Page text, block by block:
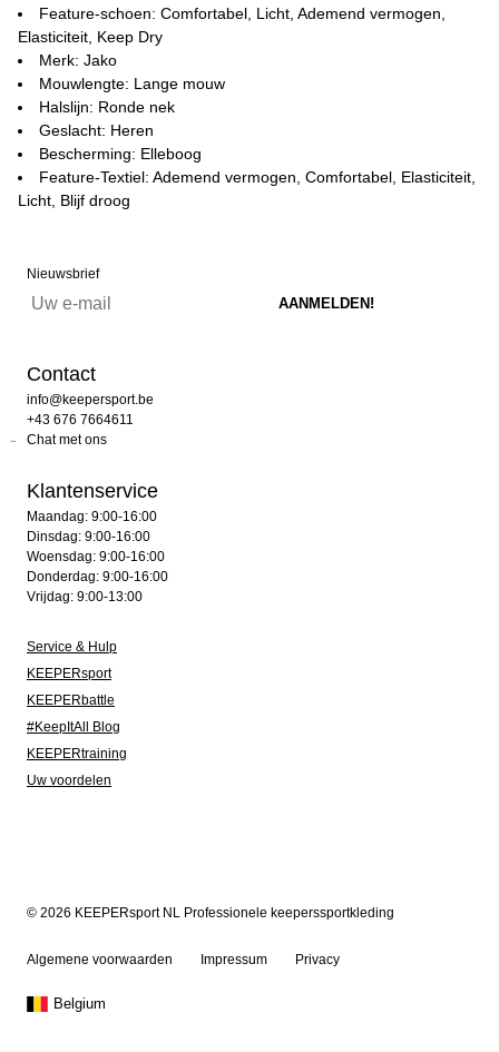
Feature-schoen: Comfortabel, Licht, Ademend vermogen,
Elasticiteit, Keep Dry
Merk: Jako
Mouwlengte: Lange mouw
Halslijn: Ronde nek
Geslacht: Heren
Bescherming: Elleboog
Feature-Textiel: Ademend vermogen, Comfortabel, Elasticiteit,
Licht, Blijf droog
Nieuwsbrief
Contact
info@keepersport.be
+43 676 7664611
Chat met ons
Klantenservice
Maandag: 9:00-16:00
Dinsdag: 9:00-16:00
Woensdag: 9:00-16:00
Donderdag: 9:00-16:00
Vrijdag: 9:00-13:00
Service & Hulp
KEEPERsport
KEEPERbattle
#KeepItAll Blog
KEEPERtraining
Uw voordelen
© 2026 KEEPERsport NL Professionele keeperssportkleding
Algemene voorwaarden Impressum Privacy
Belgium